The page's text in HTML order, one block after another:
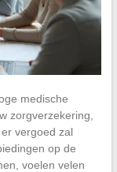
medische
zorgverzekering,
vergoed zal
op de
voelen velen